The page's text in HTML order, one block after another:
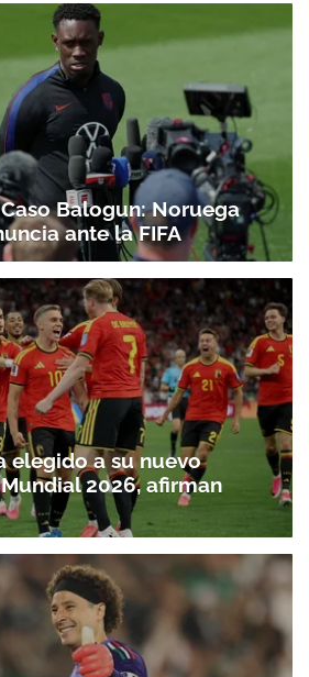
Balogun: Noruega
ante la FIFA
elegido a su nuevo
2026, afirman